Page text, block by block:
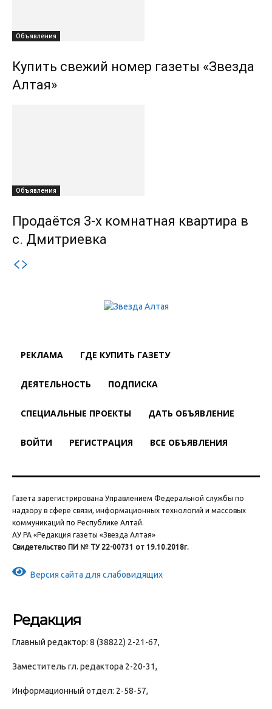
Объявления
Купить свежий номер газеты «Звезда
Алтая»
Объявления
Продаётся 3-х комнатная квартира в
с. Дмитриевка
РЕКЛАМА ГДЕ КУПИТЬ ГАЗЕТУ
ДЕЯТЕЛЬНОСТЬ ПОДПИСКА
СПЕЦИАЛЬНЫЕ ПРОЕКТЫ ДАТЬ ОБЪЯВЛЕНИЕ
ВОЙТИ РЕГИСТРАЦИЯ ВСЕ ОБЪЯВЛЕНИЯ
Газета зарегистрирована Управлением Федеральной службы по
надзору в сфере связи, информационных технологий и массовых
коммуникаций по Республике Алтай.
АУ РА «Редакция газеты «Звезда Алтая»
Свидетельство ПИ № ТУ 22-00731 от 19.10.2018г.
Версия сайта для слабовидящих
Редакция
Главный редактор: 8 (38822) 2-21-67,
Заместитель гл. редактора 2-20-31,
Информационный отдел: 2-58-57,